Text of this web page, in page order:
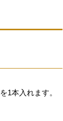
1本入れます。